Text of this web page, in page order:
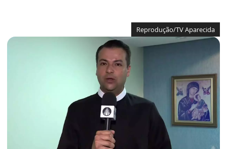
Reprodução/TV Aparecida